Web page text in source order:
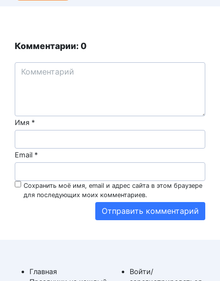
Комментарии: 0
Имя *
Email *
Сохранить моё имя, email и адрес сайта в этом браузере
для последующих моих комментариев.
Главная
Войти/